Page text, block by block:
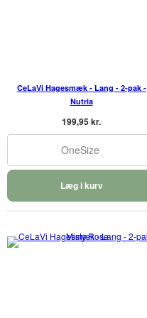
CeLaVi Hagesmæk - Lang - 2-pak -
Nutria
199,95 kr.
OneSize
Læg i kurv